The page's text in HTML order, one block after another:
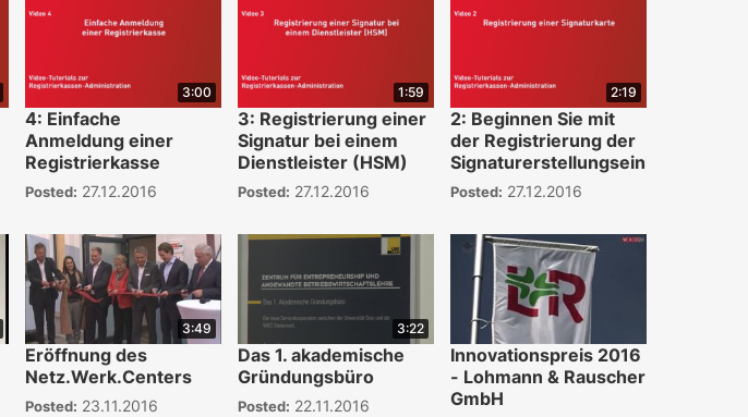
3:00
4: Einfache
Anmeldung einer
Registrierkasse
Posted: 27.12.2016
1:59
3: Registrierung einer
Signatur bei einem
Dienstleister (HSM)
Posted: 27.12.2016
2:19
2: Beginnen Sie mit
der Registrierung der
Signaturerstellungseinheit
Posted: 27.12.2016
3:49
Eröffnung des
Netz.Werk.Centers
Posted: 23.11.2016
3:22
Das 1. akademische
Gründungsbüro
Posted: 22.11.2016
Innovationspreis 2016
- Lohmann & Rauscher
GmbH